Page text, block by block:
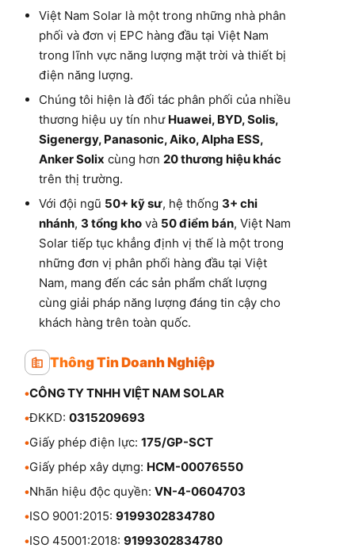
Việt Nam Solar là một trong những nhà phân
phối và đơn vị EPC hàng đầu tại Việt Nam
trong lĩnh vực năng lượng mặt trời và thiết bị
điện năng lượng.
Chúng tôi hiện là đối tác phân phối của nhiều
thương hiệu uy tín như Huawei, BYD, Solis,
Sigenergy, Panasonic, Aiko, Alpha ESS,
Anker Solix cùng hơn 20 thương hiệu khác
trên thị trường.
Với đội ngũ 50+ kỹ sư, hệ thống 3+ chi
nhánh, 3 tổng kho và 50 điểm bán, Việt Nam
Solar tiếp tục khẳng định vị thế là một trong
những đơn vị phân phối hàng đầu tại Việt
Nam, mang đến các sản phẩm chất lượng
cùng giải pháp năng lượng đáng tin cậy cho
khách hàng trên toàn quốc.
Thông Tin Doanh Nghiệp
•CÔNG TY TNHH VIỆT NAM SOLAR
•ĐKKD: 0315209693
•Giấy phép điện lực: 175/GP-SCT
•Giấy phép xây dựng: HCM-00076550
•Nhãn hiệu độc quyền: VN-4-0604703
•ISO 9001:2015: 9199302834780
•ISO 45001:2018: 9199302834780